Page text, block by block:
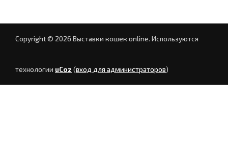
Copyright © 2026 Выставки кошек online. Используются
технологии uCoz (вход для администраторов)